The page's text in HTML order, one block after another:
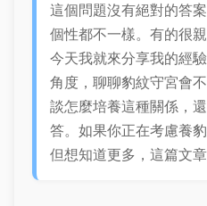
這個問題沒有絕對的答
個性都不一樣。有的很
今天我就來分享我的經
角度，聊聊豹紋守宮會
談怎麼培養這種關係，
答。如果你正在考慮養
但想知道更多，這篇文章